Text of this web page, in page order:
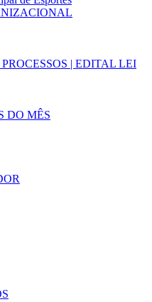
| EDITAL LEI
DO MÊS